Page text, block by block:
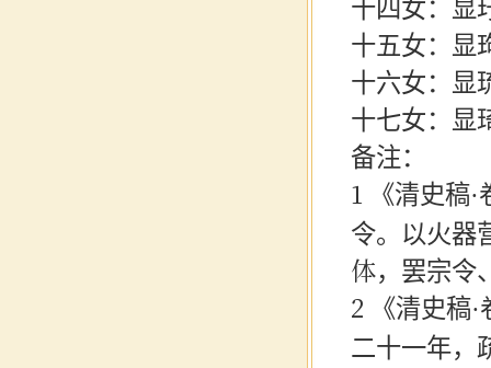
十四女：显
十五女：显
十六女：显
十七女：显
备注：
1
《清史稿·
令。以火器
体，罢宗令
2
《清史稿
二十一年，